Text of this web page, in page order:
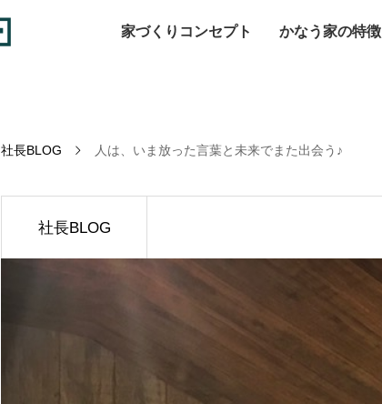
家づくりコンセプト かなう家の特徴
社長BLOG 人は、いま放った言葉と未来でまた出会う♪
社長BLOG